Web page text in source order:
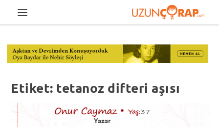
Etiket: tetanoz difteri aşısı